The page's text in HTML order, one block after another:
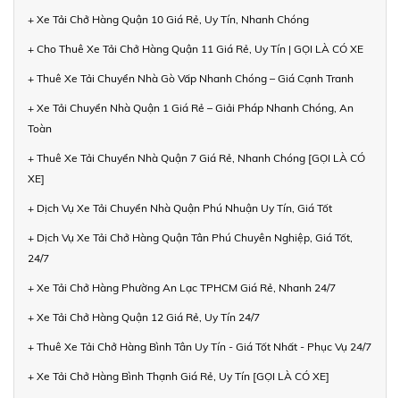
+ Xe Tải Chở Hàng Quận 10 Giá Rẻ, Uy Tín, Nhanh Chóng
+ Cho Thuê Xe Tải Chở Hàng Quận 11 Giá Rẻ, Uy Tín | GỌI LÀ CÓ XE
+ Thuê Xe Tải Chuyển Nhà Gò Vấp Nhanh Chóng – Giá Cạnh Tranh
+ Xe Tải Chuyển Nhà Quận 1 Giá Rẻ – Giải Pháp Nhanh Chóng, An
Toàn
+ Thuê Xe Tải Chuyển Nhà Quận 7 Giá Rẻ, Nhanh Chóng [GỌI LÀ CÓ
XE]
+ Dịch Vụ Xe Tải Chuyển Nhà Quận Phú Nhuận Uy Tín, Giá Tốt
+ Dịch Vụ Xe Tải Chở Hàng Quận Tân Phú Chuyên Nghiệp, Giá Tốt,
24/7
+ Xe Tải Chở Hàng Phường An Lạc TPHCM Giá Rẻ, Nhanh 24/7
+ Xe Tải Chở Hàng Quận 12 Giá Rẻ, Uy Tín 24/7
+ Thuê Xe Tải Chở Hàng Bình Tân Uy Tín - Giá Tốt Nhất - Phục Vụ 24/7
+ Xe Tải Chở Hàng Bình Thạnh Giá Rẻ, Uy Tín [GỌI LÀ CÓ XE]